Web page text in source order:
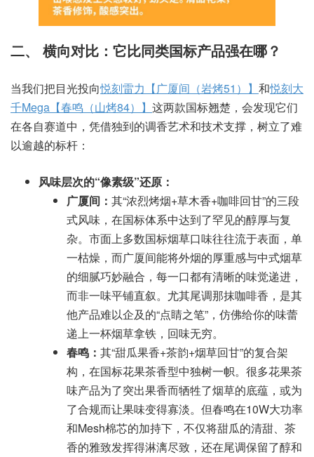
二、 横向对比：它比同类国标产品强在哪？
当我们把目光投向悦刻雷力【广厦间（岩烤51）】 和悦刻大
千Mega【春鸣（山烤84）】 这两款国标翘楚，会发现它们
在各自赛道中，凭借独到的调香艺术和技术支撑，树立了难
以逾越的标杆：
风味层次的“像素级”还原：
广厦间： 其“浓烈烤烟+草木香+咖啡回甘”的三段
式风味，在国标体系中达到了罕见的醇厚与复
杂。市面上多数国标烟草口味往往流于表面，单
一枯燥，而广厦间能将外烟的厚重感与中式烟草
的细腻巧妙融合，每一口都有清晰的味觉递进，
而非一味平铺直叙。尤其尾调那抹咖啡香，是其
他产品难以企及的“点睛之笔”，仿佛给你的味蕾
递上一杯烟草拿铁，回味无穷。
春鸣： 其“甜瓜果香+茶韵+烟草回甘”的复合架
构，在国标花果茶香型中独树一帜。很多花果茶
味产品为了突出果香而牺牲了烟草的底蕴，或为
了合规而让果味变得寡淡。但春鸣在10W大功率
和Mesh棉芯的加持下，不仅将甜瓜的清甜、茶
香的雅致发挥得淋漓尽致，还在尾调保留了醇和